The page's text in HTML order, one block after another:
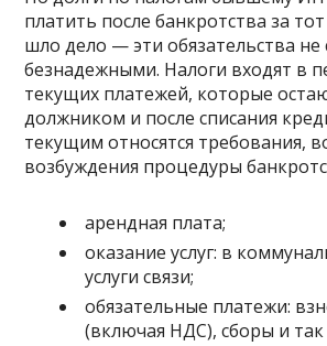
платить после банкротства за
шло дело — эти обязательства не
безнадежными. Налоги входят в
текущих платежей, которые
должником и после списания
текущим относятся требования,
возбуждения процедуры
арендная плата;
оказание услуг: в
услуги связи;
обязательные платежи:
(включая НДС), сборы и так